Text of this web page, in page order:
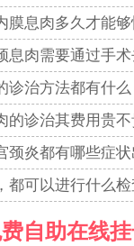
膜息肉多久才能够
息肉需要通过手术
诊治方法都有什么
的诊治其费用贵不
颈炎都有哪些症状
都可以进行什么检
自助在线